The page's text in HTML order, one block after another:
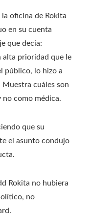
oficina de Rokita
en su cuenta
que decía:
alta prioridad que le
público, lo hizo a
cuáles son
como médica.
que su
el asunto condujo
Rokita no hubiera
no